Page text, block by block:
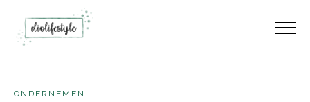
ONDERNEMEN